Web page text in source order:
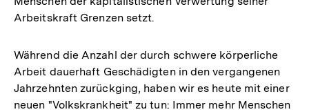
Arbeitskraft Grenzen setzt.
Während die Anzahl der durch schwere körperliche
Arbeit dauerhaft Geschädigten in den vergangenen
Jahrzehnten zurückging, haben wir es heute mit einer
neuen "Volkskrankheit" zu tun: Immer mehr Menschen